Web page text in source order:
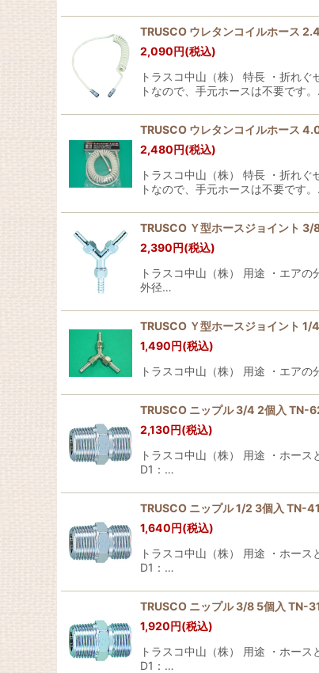
TRUSCO ウレタンコイルホース
2,090円(税込)
トラスコ中山（株） 特長 ・折れ
トなので、手元ホースは不要です
TRUSCO ウレタンコイルホース
2,480円(税込)
トラスコ中山（株） 特長 ・折れ
トなので、手元ホースは不要です
TRUSCO Ｙ型ホースジョイント
2,390円(税込)
トラスコ中山（株） 用途 ・エア
外径…
TRUSCO Ｙ型ホースジョイント
1,490円(税込)
トラスコ中山（株） 用途 ・エア
TRUSCO ニップル 3/4 2個入
2,130円(税込)
トラスコ中山（株） 用途 ・ホー
D1：…
TRUSCO ニップル 1/2 3個入 TN-
1,640円(税込)
トラスコ中山（株） 用途 ・ホー
D1：…
TRUSCO ニップル 3/8 5個入 TN-
1,920円(税込)
トラスコ中山（株） 用途 ・ホー
D1：…